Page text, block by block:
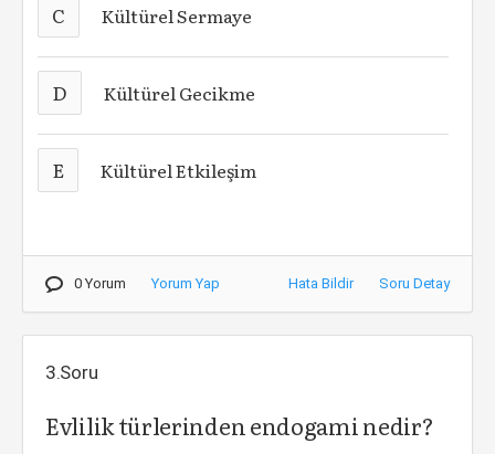
C Kültürel Sermaye
D Kültürel Gecikme
E Kültürel Etkileşim
0 Yorum Yorum Yap Hata Bildir Soru Detay
3.Soru
Evlilik türlerinden endogami nedir?